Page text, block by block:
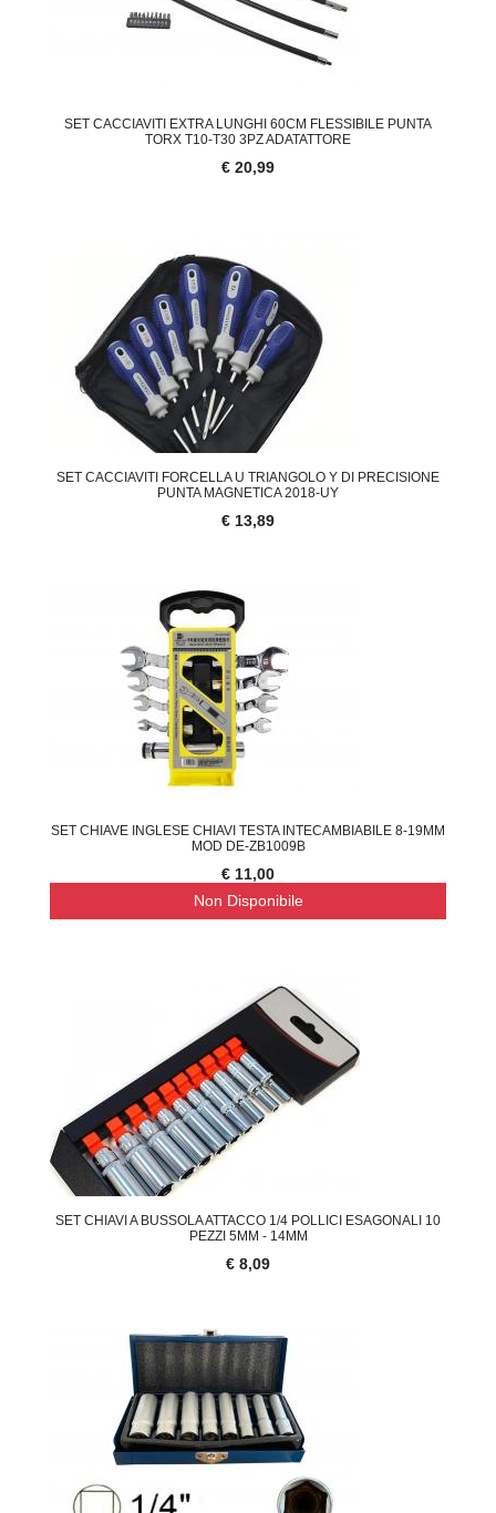
SET CACCIAVITI EXTRA LUNGHI 60CM FLESSIBILE PUNTA
TORX T10-T30 3PZ ADATATTORE
€ 20,99
SET CACCIAVITI FORCELLA U TRIANGOLO Y DI PRECISIONE
PUNTA MAGNETICA 2018-UY
€ 13,89
SET CHIAVE INGLESE CHIAVI TESTA INTECAMBIABILE 8-19MM
MOD DE-ZB1009B
€ 11,00
Non Disponibile
SET CHIAVI A BUSSOLA ATTACCO 1/4 POLLICI ESAGONALI 10
PEZZI 5MM - 14MM
€ 8,09